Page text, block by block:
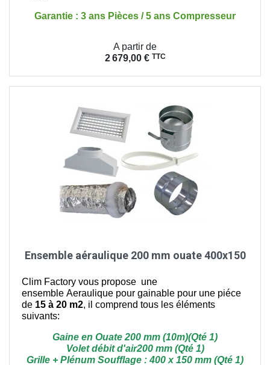
Garantie : 3 ans Pièces / 5 ans Compresseur
A partir de
2 679,00 € TTC
Ensemble aéraulique 200 mm ouate 400x150
Clim Factory vous propose une
ensemble Aeraulique pour gainable pour une piéce
de 15 à 20 m2, il comprend tous les éléments
suivants:
Gaine en Ouate 200 mm (10m)(Qté 1)
Volet débit d'air200 mm (Qté 1)
Grille + Plénum Soufflage : 400 x 150 mm (Qté 1)